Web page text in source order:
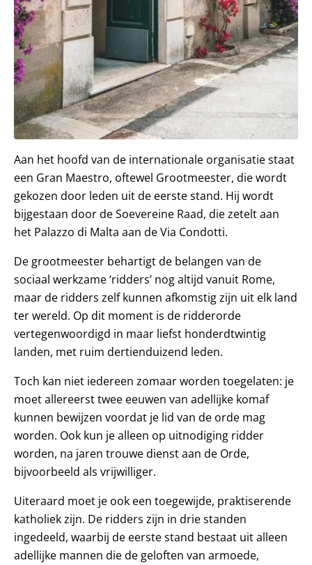
Aan het hoofd van de internationale organisatie staat
een Gran Maestro, oftewel Grootmeester, die wordt
gekozen door leden uit de eerste stand. Hij wordt
bijgestaan door de Soevereine Raad, die zetelt aan
het Palazzo di Malta aan de Via Condotti.
De grootmeester behartigt de belangen van de
sociaal werkzame ‘ridders’ nog altijd vanuit Rome,
maar de ridders zelf kunnen afkomstig zijn uit elk land
ter wereld. Op dit moment is de ridderorde
vertegenwoordigd in maar liefst honderdtwintig
landen, met ruim dertienduizend leden.
Toch kan niet iedereen zomaar worden toegelaten: je
moet allereerst twee eeuwen van adellijke komaf
kunnen bewijzen voordat je lid van de orde mag
worden. Ook kun je alleen op uitnodiging ridder
worden, na jaren trouwe dienst aan de Orde,
bijvoorbeeld als vrijwilliger.
Uiteraard moet je ook een toegewijde, praktiserende
katholiek zijn. De ridders zijn in drie standen
ingedeeld, waarbij de eerste stand bestaat uit alleen
adellijke mannen die de geloften van armoede,